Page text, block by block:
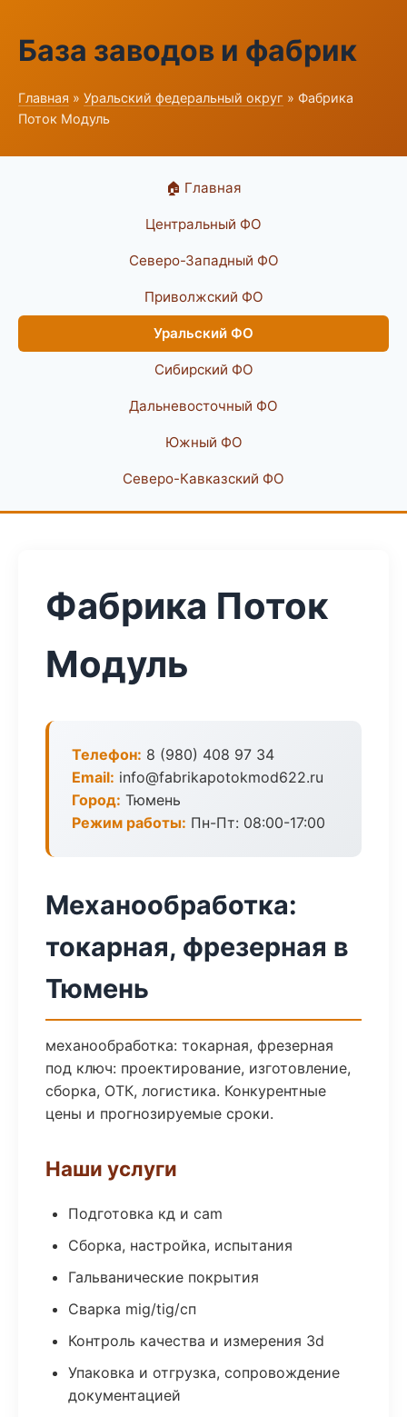
База заводов и фабрик
Главная » Уральский федеральный округ » Фабрика
Поток Модуль
🏠 Главная
Центральный ФО
Северо-Западный ФО
Приволжский ФО
Уральский ФО
Сибирский ФО
Дальневосточный ФО
Южный ФО
Северо-Кавказский ФО
Фабрика Поток
Модуль
Телефон: 8 (980) 408 97 34
Email: info@fabrikapotokmod622.ru
Город: Тюмень
Режим работы: Пн-Пт: 08:00-17:00
Механообработка:
токарная, фрезерная в
Тюмень
механообработка: токарная, фрезерная
под ключ: проектирование, изготовление,
сборка, ОТК, логистика. Конкурентные
цены и прогнозируемые сроки.
Наши услуги
Подготовка кд и cam
Сборка, настройка, испытания
Гальванические покрытия
Сварка mig/tig/сп
Контроль качества и измерения 3d
Упаковка и отгрузка, сопровождение
документацией